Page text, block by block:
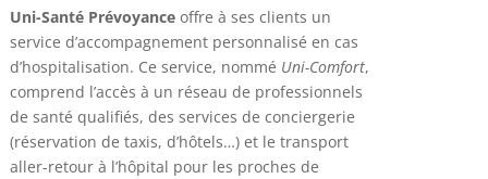
Uni-Santé Prévoyanceoffre à ses clients un
service d’accompagnement personnalisé en cas
d’hospitalisation. Ce service, nommé Uni-Comfort,
comprend l’accès à un réseau de professionnels
de santé qualifiés, des services de conciergerie
(réservation de taxis, d’hôtels…) et le transport
aller-retour à l’hôpital pour les proches de